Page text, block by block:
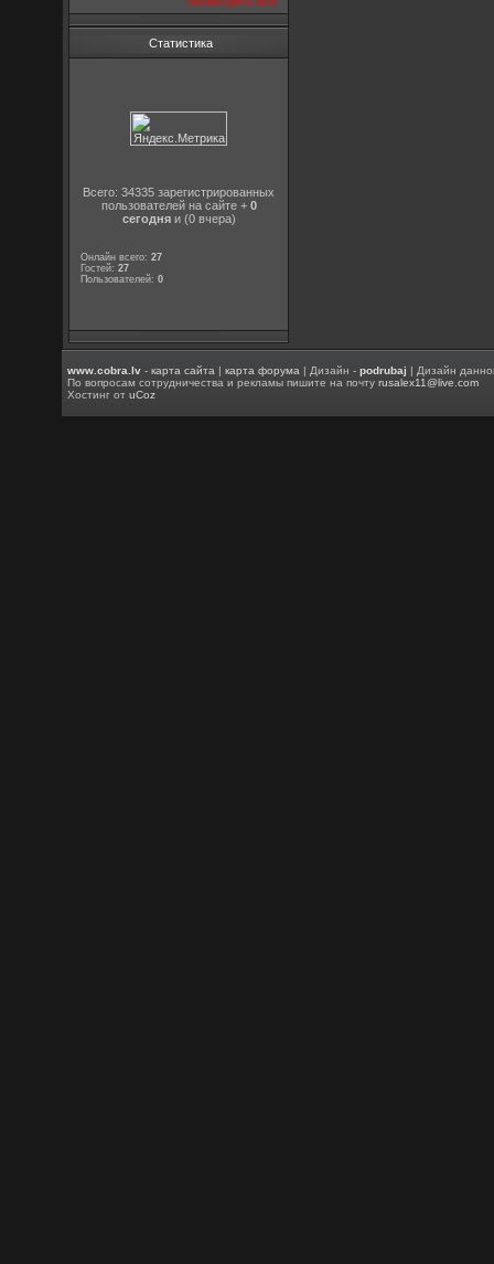
Статистика
Всего: 34335 зарегистрированных
пользователей на сайте + 0
сегодняи (0 вчера)
Онлайн всего:27
Гостей:27
Пользователей:0
www.cobra.lv -карта сайта |карта форума | Дизайн -podrubaj | Дизайн
По вопросам сотрудничества и рекламы пишите на почтуrusalex11@live.com
Хостинг отuCoz